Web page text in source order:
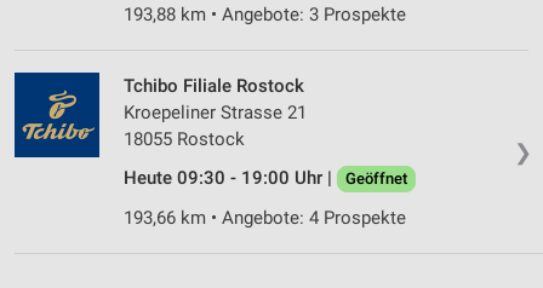
193,88 km • Angebote: 3 Prospekte
❯
Tchibo Filiale Rostock
Kroepeliner Strasse 21
18055 Rostock
Heute 09:30 - 19:00 Uhr |
Geöffnet
193,66 km • Angebote: 4 Prospekte
Erstellung von Profilen zur Personalisierung
von Inhalten
Verwendung von Profilen zur Auswahl